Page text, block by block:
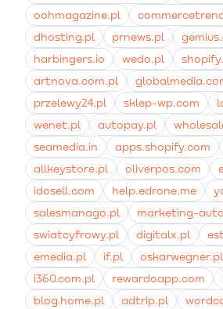
oohmagazine.pl
dhosting.pl
prnews.pl
harbingers.io
wedo.pl
artnova.com.pl
przelewy24.pl
sklep-wp.com
wenet.pl
autopay.pl
seamedia.in
apps.shopify.com
allkeystore.pl
oliverpos.com
idosell.com
help.edrone.me
salesmanago.pl
marketing-
swiatcyfrowy.pl
digitalx.pl
emedia.pl
if.pl oskarwegner.pl
i360.com.pl
rewardoapp.com
blog.home.pl
adtrip.pl